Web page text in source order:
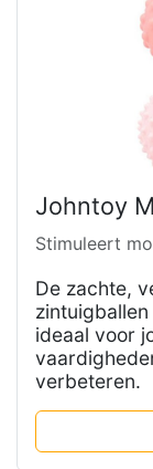
Johntoy
Stimuleert
De zachte,
ideaal voor
verbeteren.